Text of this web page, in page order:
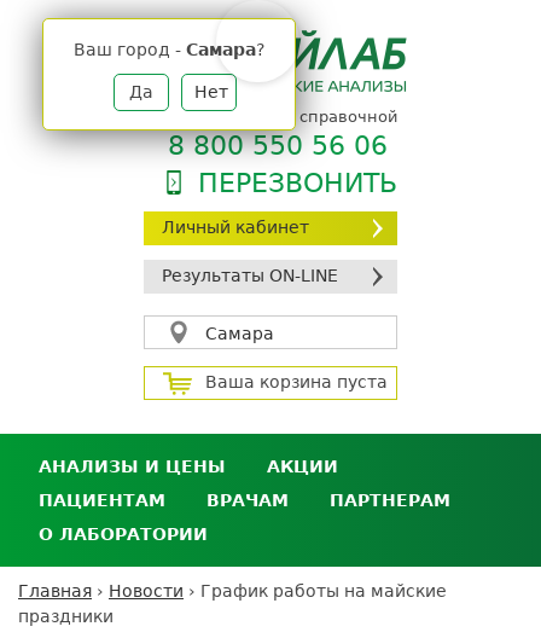
Личный кабинет
Результаты ON-LINE
Самара
Ваш город - Самара?
Да Нет
Ваша корзина пуста
телефон единой справочной
8 800 550 56 06
ПЕРЕЗВОНИТЬ
АНАЛИЗЫ И ЦЕНЫ
Анализы и цены
Где сдать анализы
Выезд на дом
Подготовка к анализам
АКЦИИ
ПАЦИЕНТАМ
Личный кабинет пациента
Дисконтная программа
ДМС
ВРАЧАМ
Сотрудничество
ПАРТНЕРАМ
кабинет
партнёра
О ЛАБОРАТОРИИ
Контроль качества
Вы
Главная › Новости › График работы на майские
праздники